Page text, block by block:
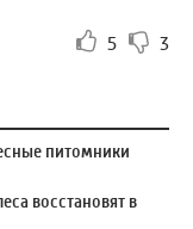
5 3
питомники
восстановят в